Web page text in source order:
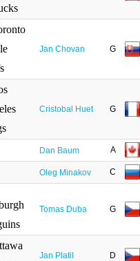
Jan Chovan G
Cristobal Huet G
Dan Baum A
Oleg Minakov C
Tomas Duba G
Jan Platil D